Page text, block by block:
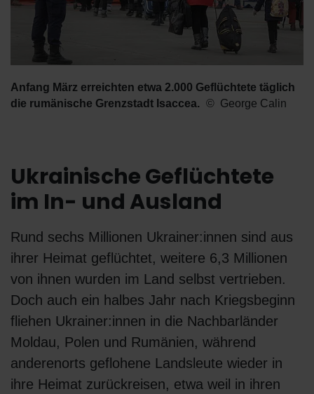
Anfang März erreichten etwa 2.000 Geflüchtete täglich
die rumänische Grenzstadt Isaccea.
George Calin
Ukrainische Geflüchtete
im In- und Ausland
Rund sechs Millionen Ukrainer:innen sind aus
ihrer Heimat geflüchtet, weitere 6,3 Millionen
von ihnen wurden im Land selbst vertrieben.
Doch auch ein halbes Jahr nach Kriegsbeginn
fliehen Ukrainer:innen in die Nachbarländer
Moldau, Polen und Rumänien, während
anderenorts geflohene Landsleute wieder in
ihre Heimat zurückreisen, etwa weil in ihren